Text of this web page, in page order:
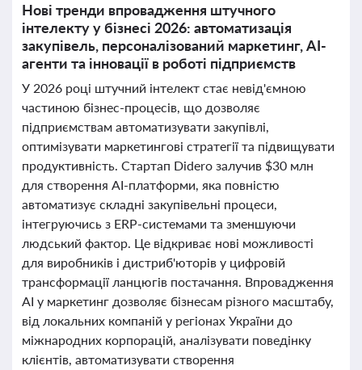
Нові тренди впровадження штучного
інтелекту у бізнесі 2026: автоматизація
закупівель, персоналізований маркетинг, AI-
агенти та інновації в роботі підприємств
У 2026 році штучний інтелект стає невід'ємною
частиною бізнес-процесів, що дозволяє
підприємствам автоматизувати закупівлі,
оптимізувати маркетингові стратегії та підвищувати
продуктивність. Стартап Didero залучив $30 млн
для створення AI-платформи, яка повністю
автоматизує складні закупівельні процеси,
інтегруючись з ERP-системами та зменшуючи
людський фактор. Це відкриває нові можливості
для виробників і дистриб'юторів у цифровій
трансформації ланцюгів постачання. Впровадження
AI у маркетинг дозволяє бізнесам різного масштабу,
від локальних компаній у регіонах України до
міжнародних корпорацій, аналізувати поведінку
клієнтів, автоматизувати створення